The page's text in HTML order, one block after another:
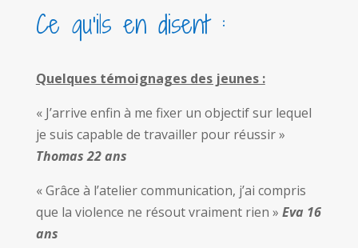
Ce qu’ils en disent :
Quelques témoignages des jeunes :
« J’arrive enfin à me fixer un objectif sur lequel
je suis capable de travailler pour réussir »
Thomas 22 ans
« Grâce à l’atelier communication, j’ai compris
que la violence ne résout vraiment rien » Eva 16
ans